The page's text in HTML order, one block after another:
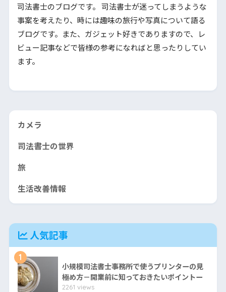
司法書士のブログです。 司法書士が迷ってしまうような
事案を考えたり、時には趣味の旅行や写真について語る
ブログです。また、ガジェット好きでありますので、レ
ビュー記事などで皆様の参考になればと思ったりしてい
ます。
カメラ
司法書士の世界
旅
生活改善情報
人気記事
1
小規模司法書士事務所で使うプリンターの見
極め方－開業前に知っておきたいポイントー
2261 views